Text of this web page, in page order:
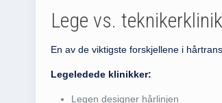
Lege vs.
En av de viktigste forskjellene i
Legeledede klinikker:
Legen designer hårlinjen